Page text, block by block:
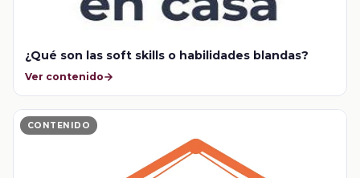
¿Qué son las soft skills o habilidades blandas?
Ver contenido
CONTENIDO